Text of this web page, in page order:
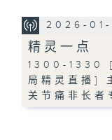
2026-01-
精灵一点
1300-1330 [
局精灵直播]
关节痛非长者